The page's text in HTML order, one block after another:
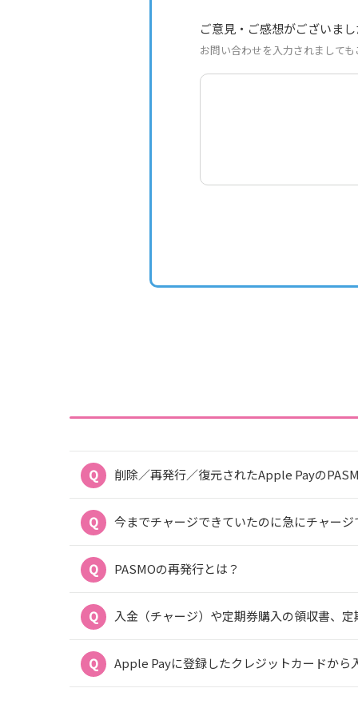
ご意見・ご感想がございま
お問い合わせを入力されまして
削除／再発行／復元されたApple Payの
今までチャージできていたのに急にチャー
PASMOの再発行とは？
入金（チャージ）や定期券購入の領収書、
Apple Payに登録したクレジットカードから